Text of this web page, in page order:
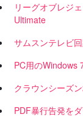
リーグオブレジ
Ultimate
サムスンテレビ
PC用のWindows
クラウンシーズ
PDF暴行告発を